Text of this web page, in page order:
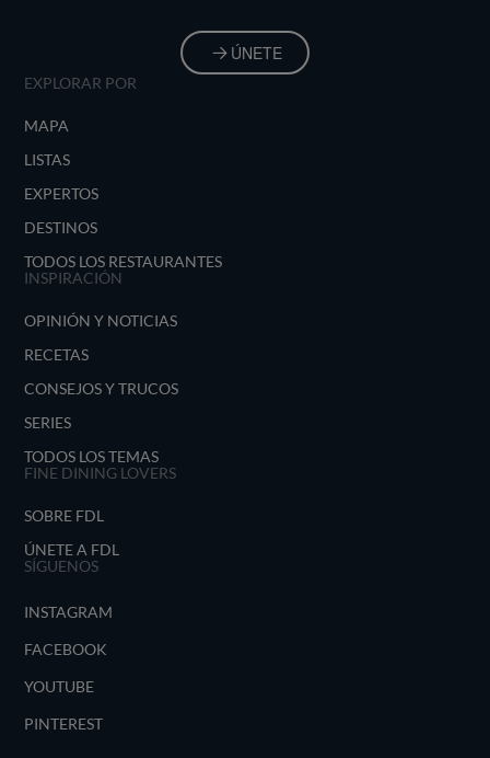
ÚNETE
EXPLORAR POR
MAPA
LISTAS
EXPERTOS
DESTINOS
TODOS LOS RESTAURANTES
INSPIRACIÓN
OPINIÓN Y NOTICIAS
RECETAS
CONSEJOS Y TRUCOS
SERIES
TODOS LOS TEMAS
FINE DINING LOVERS
SOBRE FDL
ÚNETE A FDL
SÍGUENOS
INSTAGRAM
FACEBOOK
YOUTUBE
PINTEREST